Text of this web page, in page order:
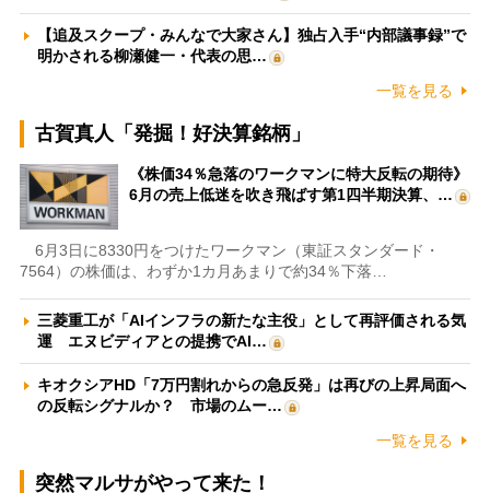
【追及スクープ・みんなで大家さん】独占入手“内部議事録”で
明かされる柳瀬健一・代表の思…
一覧を見る
古賀真人「発掘！好決算銘柄」
《株価34％急落のワークマンに特大反転の期待》
6月の売上低迷を吹き飛ばす第1四半期決算、…
6月3日に8330円をつけたワークマン（東証スタンダード・
7564）の株価は、わずか1カ月あまりで約34％下落…
三菱重工が「AIインフラの新たな主役」として再評価される気
運 エヌビディアとの提携でAI…
キオクシアHD「7万円割れからの急反発」は再びの上昇局面へ
の反転シグナルか？ 市場のムー…
一覧を見る
突然マルサがやって来た！